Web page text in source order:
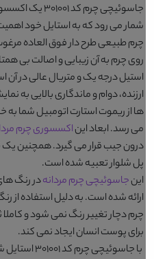
جاسوئیچی چرم کد 301001
یک
شمار می رود که به استایل خود
چرم طبیعی طرح دار فوق العاده
روی چرم به آن زیبایی و اصالت بی
استیل درجه یک و متریال عالی در آن
ارزنده، دوام و ماندگاری بالایی به
ها از ریموت استارت اتومبیل شما
می رسد. ابعاد ایناکسسوری چرم مردانه
درون جیب قرار می گیرد. همچنین یک
پل شلوار تعبیه شده است.
اینجاسوئیچی چرم مردانهدر رنگ های
ارائه شده است. به دلیل استفاده از
چرم دچار تغییر رنگ نمی شود و کاملا
برای پوست انسان ایجاد نمی کند.
جاسوئیچی چرم کد 301001 استایل